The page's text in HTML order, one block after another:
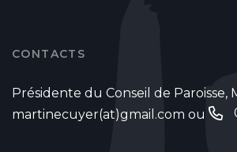
CONTACTS
Présidente du Conseil de Paroisse,
martinecuyer(at)gmail.com ou